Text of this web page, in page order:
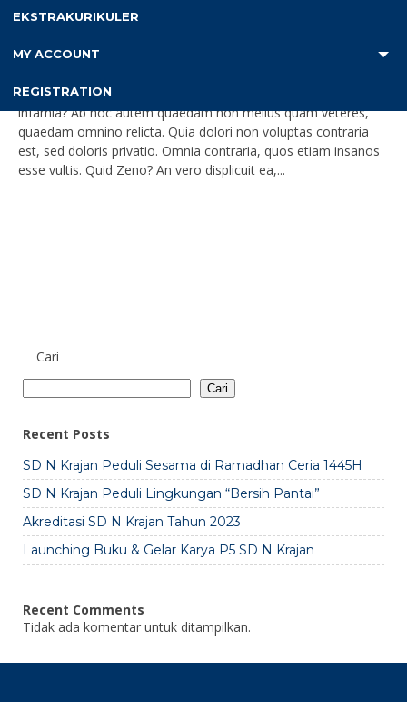
EKSTRAKURIKULER
MY ACCOUNT
REGISTRATION
SPIDERMAN HOME COMING, COMEDY
An potest, inquit ille, quicquam esse suavius quam nihil dolere?
est aliquid per se ipsum flagitiosum, etiamsi nulla comitetur
infamia? Ab hoc autem quaedam non melius quam veteres,
quaedam omnino relicta. Quia dolori non voluptas contraria
est, sed doloris privatio. Omnia contraria, quos etiam insanos
esse vultis. Quid Zeno? An vero displicuit ea,...
Cari
Cari
Recent Posts
SD N Krajan Peduli Sesama di Ramadhan Ceria 1445H
SD N Krajan Peduli Lingkungan “Bersih Pantai”
Akreditasi SD N Krajan Tahun 2023
Launching Buku & Gelar Karya P5 SD N Krajan
Recent Comments
Tidak ada komentar untuk ditampilkan.